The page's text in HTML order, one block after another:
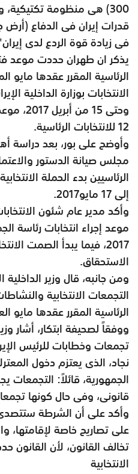
300) هى منظومة
قدرات إيران فى الدفاع (أرض
فى زيادة قوة الردع لدى
يذكر ان طهران حددت موعد
الرئاسية المقرر عقدها مايو
وحتى 15
12 للانتخابات الرئاسية.
وأوضح على بور، بعد دراسة
مجلس صيانة الدستور
إلى 17 مايو2017.
وأكد مدير عام شئون
الاستحقاق.
ومن جانبه، قال وزير
التجمعات الانتخابية
الرئاسية المقرر عقدها مايو
ووفقاً لصحيفة ابتكار، أشار
تجمعات وخطابات للرئيس
نجاد، الذى يعتزم دخول
الجمهورية، قائلاً:
قانونى، وفى حال كونها
وأكد على أن الشرطة
على تصاريح خاصة لإقامتها،
تخالف القانون، لأن القانون
الانتخابية